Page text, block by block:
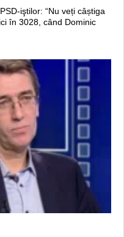
iştilor: “Nu veți câștiga
în 3028, când Dominic